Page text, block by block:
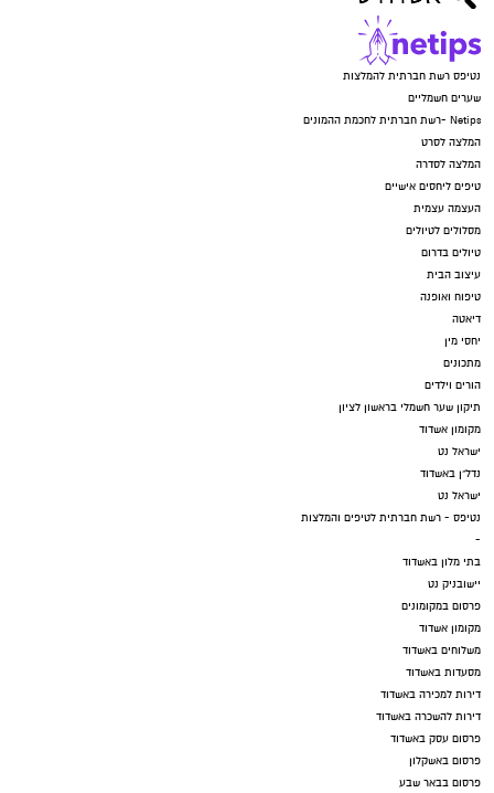
נטיפס רשת חברתית להמלצות
שערים חשמליים
Netips -רשת חברתית לחכמת ההמונים
המלצה לסרט
המלצה לסדרה
טיפים ליחסים אישיים
העצמה עצמית
מסלולים לטיולים
טיולים בדרום
עיצוב הבית
טיפוח ואופנה
דיאטה
יחסי מין
מתכונים
הורים וילדים
תיקון שער חשמלי בראשון לציון
מקומון אשדוד
ישראל נט
נדל"ן באשדוד
ישראל נט
נטיפס - רשת חברתית לטיפים והמלצות
-
בתי מלון באשדוד
יישובניק נט
פרסום במקומונים
מקומון אשדוד
משלוחים באשדוד
מסעדות באשדוד
דירות למכירה באשדוד
דירות להשכרה באשדוד
פרסום עסק באשדוד
פרסום באשקלון
פרסום בבאר שבע